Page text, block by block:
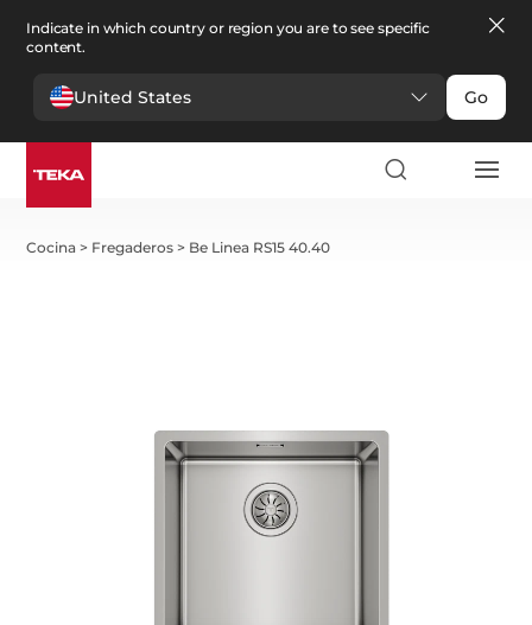
Indicate in which country or region you are to see specific
content.
United States Go
Cocina > Fregaderos > Be Linea RS15 40.40